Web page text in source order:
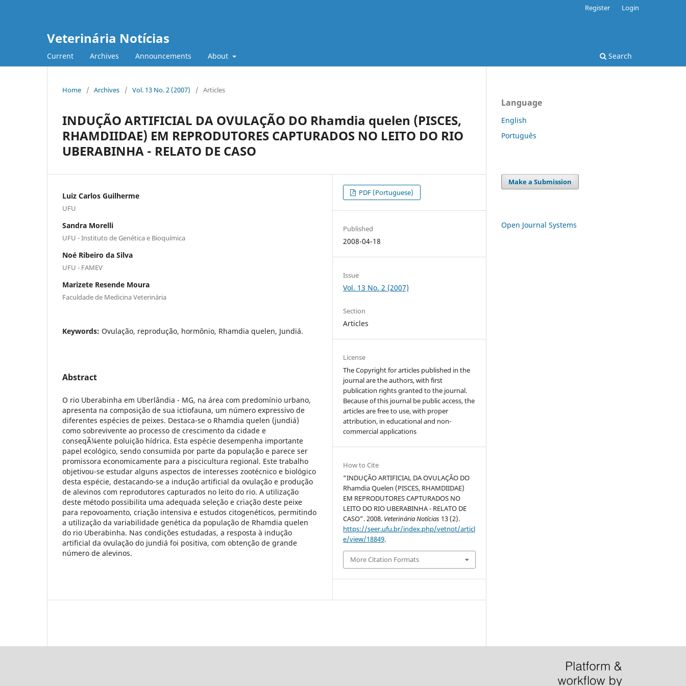
Veterinária Notícias
Current Archives Announcements About Search
Register Login
Home / Archives / Vol. 13 No. 2 (2007) / Articles
INDUÇÃO ARTIFICIAL DA OVULAÇÃO DO Rhamdia quelen (PISCES,
RHAMDIIDAE) EM REPRODUTORES CAPTURADOS NO LEITO DO RIO
UBERABINHA - RELATO DE CASO
Luiz Carlos Guilherme
UFU
Sandra Morelli
UFU - Instituto de Genética e Bioquímica
Noé Ribeiro da Silva
UFU - FAMEV
Marizete Resende Moura
Faculdade de Medicina Veterinária
Keywords: Ovulação, reprodução, hormônio, Rhamdia quelen, Jundiá.
Abstract
O rio Uberabinha em Uberlândia - MG, na área com predomínio urbano,
apresenta na composição de sua ictiofauna, um número expressivo de
diferentes espécies de peixes. Destaca-se o Rhamdia quelen (jundiá)
como sobrevivente ao processo de crescimento da cidade e
conseqÃ¼ente poluição hídrica. Esta espécie desempenha importante
papel ecológico, sendo consumida por parte da população e parece ser
promissora economicamente para a piscicultura regional. Este trabalho
objetivou-se estudar alguns aspectos de interesses zootécnico e biológico
desta espécie, destacando-se a indução artificial da ovulação e produção
de alevinos com reprodutores capturados no leito do rio. A utilização
deste método possibilita uma adequada seleção e criação deste peixe
para repovoamento, criação intensiva e estudos citogenéticos, permitindo
a utilização da variabilidade genética da população de Rhamdia quelen
do rio Uberabinha. Nas condições estudadas, a resposta à indução
artificial da ovulação do jundiá foi positiva, com obtenção de grande
número de alevinos.
PDF (Portuguese)
Published
2008-04-18
Issue
Vol. 13 No. 2 (2007)
Section
Articles
License
The Copyright for articles published in the
journal are the authors, with first
publication rights granted to the journal.
Because of this journal be public access, the
articles are free to use, with proper
attribution, in educational and non-
commercial applications
How to Cite
“INDUÇÃO ARTIFICIAL DA OVULAÇÃO DO
Rhamdia Quelen (PISCES, RHAMDIIDAE)
EM REPRODUTORES CAPTURADOS NO
LEITO DO RIO UBERABINHA - RELATO DE
CASO”. 2008. Veterinária Notícias 13 (2).
https://seer.ufu.br/index.php/vetnot/articl
e/view/18849.
More Citation Formats
Language
English
Português
Make a Submission
Open Journal Systems